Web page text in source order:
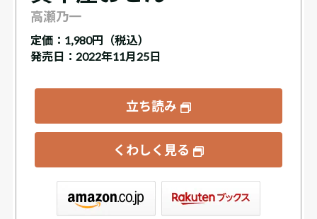
高瀬乃一
定価： 1,980円（税込）
発売日：2022年11月25日
立ち読み
くわしく見る